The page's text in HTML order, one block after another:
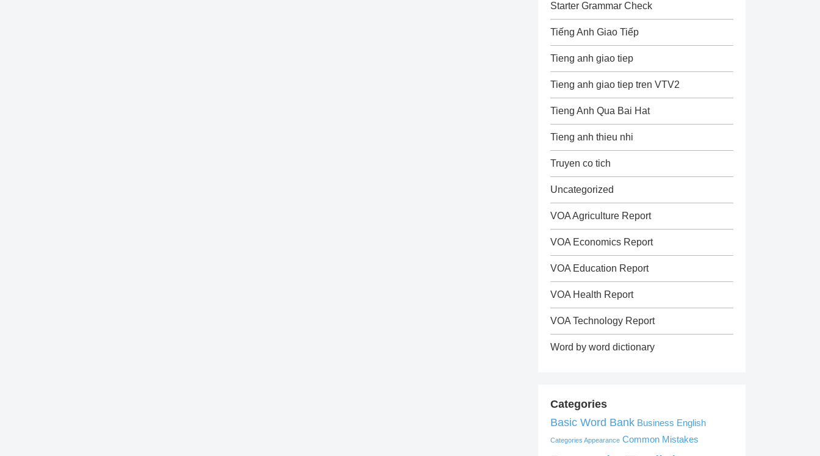
Starter Grammar Check
Tiếng Anh Giao Tiếp
Tieng anh giao tiep
Tieng anh giao tiep tren VTV2
Tieng Anh Qua Bai Hat
Tieng anh thieu nhi
Truyen co tich
Uncategorized
VOA Agriculture Report
VOA Economics Report
VOA Education Report
VOA Health Report
VOA Technology Report
Word by word dictionary
Categories
Basic Word Bank Business English
Categories Appearance Common Mistakes